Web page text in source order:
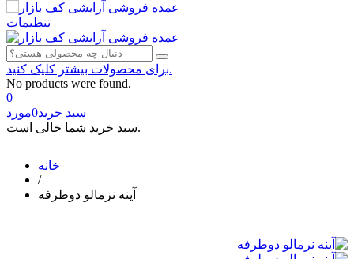
تنظیمات
برای محصولات بیشتر کلیک کنید.
No products were found.
0
سبد خرید0مورد
سبد خرید شما خالی است.
خانه
/
آینه نرمالو دوطرفه